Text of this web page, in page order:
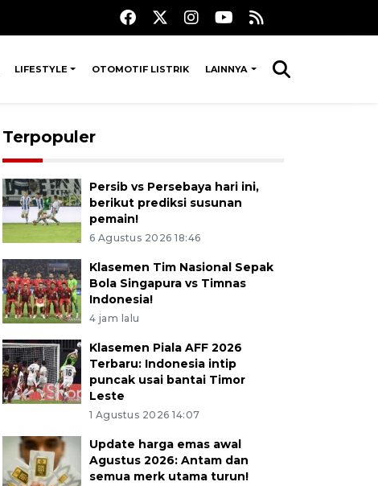
LIFESTYLE OTOMOTIF LISTRIK LAINNYA
Terpopuler
Persib vs Persebaya hari ini,
berikut prediksi susunan
pemain!
6 Agustus 2026 18:46
Klasemen Tim Nasional Sepak
Bola Singapura vs Timnas
Indonesia!
4 jam lalu
Klasemen Piala AFF 2026
Terbaru: Indonesia intip
puncak usai bantai Timor
Leste
1 Agustus 2026 14:07
Update harga emas awal
Agustus 2026: Antam dan
semua merk utama turun!